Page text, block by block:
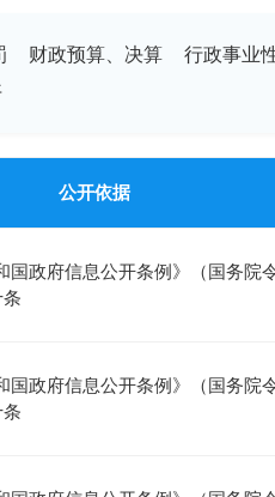
财政预算、决算 行政事业
公开依据
国政府信息公开条例》（国务院
国政府信息公开条例》（国务院